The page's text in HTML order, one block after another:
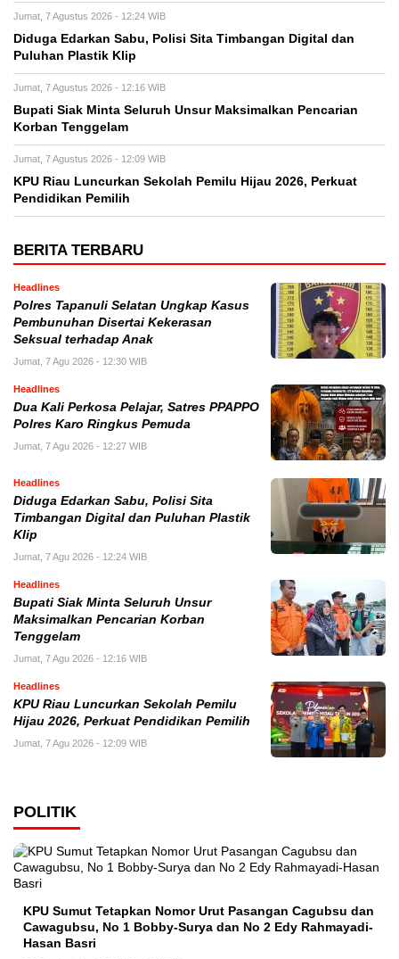
Jumat, 7 Agustus 2026 - 12:24 WIB
Diduga Edarkan Sabu, Polisi Sita Timbangan Digital dan
Puluhan Plastik Klip
Jumat, 7 Agustus 2026 - 12:16 WIB
Bupati Siak Minta Seluruh Unsur Maksimalkan Pencarian
Korban Tenggelam
Jumat, 7 Agustus 2026 - 12:09 WIB
KPU Riau Luncurkan Sekolah Pemilu Hijau 2026, Perkuat
Pendidikan Pemilih
BERITA TERBARU
Headlines
Polres Tapanuli Selatan Ungkap Kasus
Pembunuhan Disertai Kekerasan
Seksual terhadap Anak
Jumat, 7 Agu 2026 - 12:30 WIB
Headlines
Dua Kali Perkosa Pelajar, Satres PPAPPO
Polres Karo Ringkus Pemuda
Jumat, 7 Agu 2026 - 12:27 WIB
Headlines
Diduga Edarkan Sabu, Polisi Sita
Timbangan Digital dan Puluhan Plastik
Klip
Jumat, 7 Agu 2026 - 12:24 WIB
Headlines
Bupati Siak Minta Seluruh Unsur
Maksimalkan Pencarian Korban
Tenggelam
Jumat, 7 Agu 2026 - 12:16 WIB
Headlines
KPU Riau Luncurkan Sekolah Pemilu
Hijau 2026, Perkuat Pendidikan Pemilih
Jumat, 7 Agu 2026 - 12:09 WIB
POLITIK
KPU Sumut Tetapkan Nomor Urut Pasangan Cagubsu dan
Cawagubsu, No 1 Bobby-Surya dan No 2 Edy Rahmayadi-
Hasan Basri